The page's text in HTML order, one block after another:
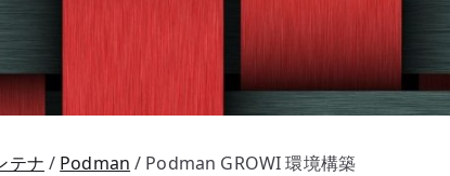
テナ Podman Podman GROWI 環境構築